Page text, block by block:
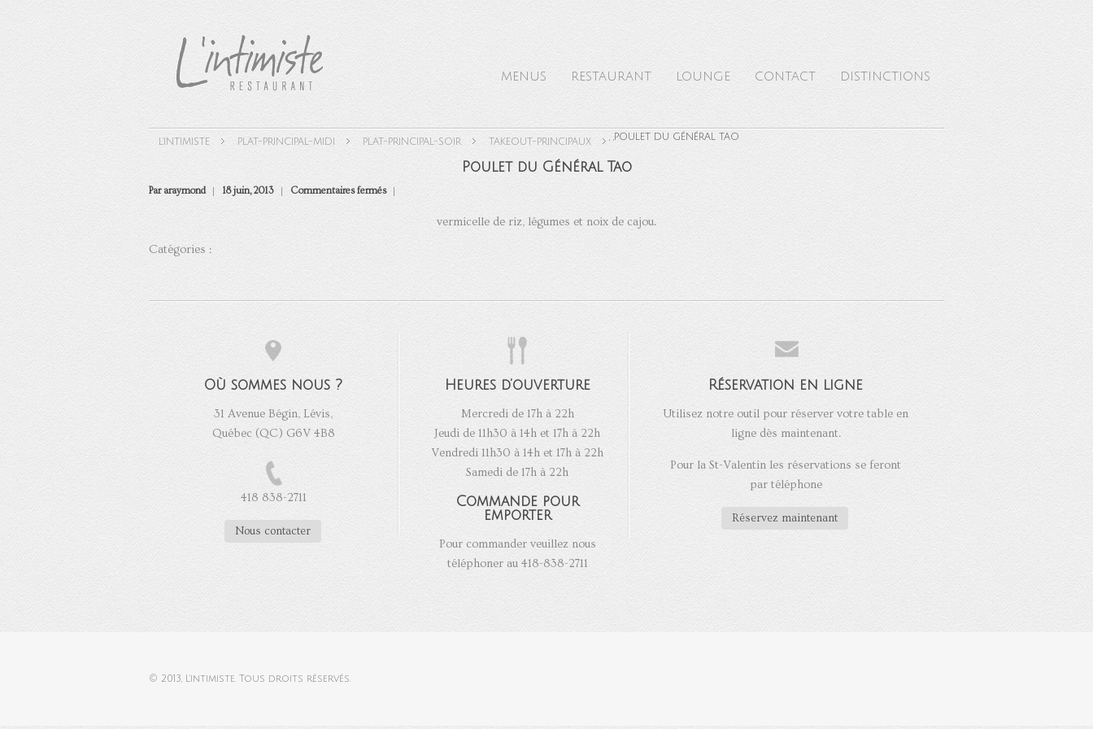
MENUS RESTAURANT LOUNGE CONTACT DISTINCTIONS
L'INTIMISTE PLAT-PRINCIPAL-MIDI ,
PLAT-PRINCIPAL-SOIR ,
TAKEOUT-PRINCIPAUX POULET DU GÉNÉRAL TAO
Poulet du Général Tao
Par araymond 18 juin, 2013 Commentaires ferméssur
Poulet
vermicelle de riz, légumes et noix de cajou.
Catégories :
Où sommes nous ?
31 Avenue Bégin, Lévis,
Québec (QC) G6V 4B8
418 838-2711
Nous contacter
Heures d’ouverture
Mercredi de 17h à 22h
Jeudi de 11h30 à 14h et 17h à 22h
Vendredi 11h30 à 14h et 17h à 22h
Samedi de 17h à 22h
Commande pour
emporter
Pour commander veuillez nous
téléphoner au 418-838-2711
Réservation en ligne
Utilisez notre outil pour réserver votre table en
ligne dès maintenant.
Pour la St-Valentin les réservations se feront
par téléphone
Réservez maintenant
© 2013, L'intimiste. Tous droits réservés.